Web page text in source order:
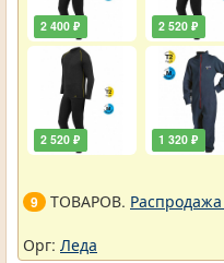
2 400 ₽
2 520 ₽
2 520 ₽
1 320 ₽
9 ТОВАРОВ.
Орг: Леда